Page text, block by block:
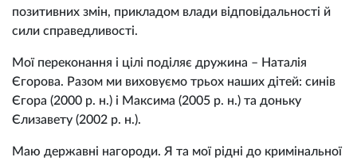
позитивних змін, прикладом влади відповідальності й
сили справедливості.
Мої переконання і цілі поділяє дружина – Наталія
Єгорова. Разом ми виховуємо трьох наших дітей: синів
Єгора (2000 р. н.) і Максима (2005 р. н.) та доньку
Єлизавету (2002 р. н.).
Маю державні нагороди. Я та мої рідні до кримінальної